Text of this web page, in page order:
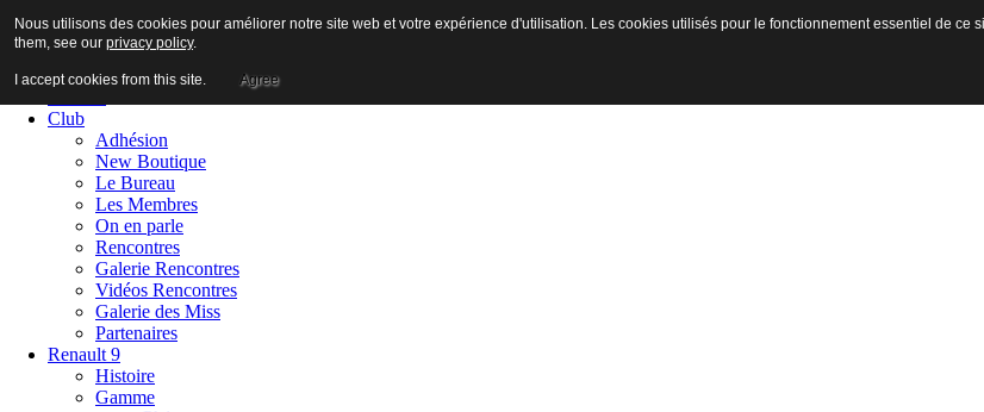
Club
Adhésion
New Boutique
Le Bureau
Les Membres
On en parle
Rencontres
Galerie Rencontres
Vidéos Rencontres
Galerie des Miss
Partenaires
Renault 9
Histoire
Gamme
Nous utilisons des cookies pour améliorer notre site web et votre expérience d'utilisation. Les cookies utilisés pour le fonctionnement essentiel de
them, see our privacy policy.
I accept cookies from this site. Agree